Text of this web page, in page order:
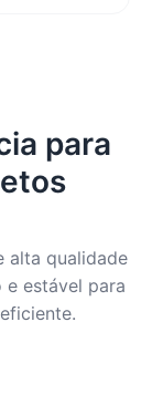
para
alta qualidade
e estável para